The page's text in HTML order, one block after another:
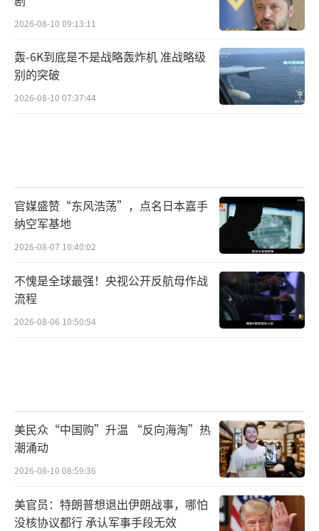
美国则可以坐收渔翁之利，大发战争财和地缘
政治财。
推行这样一套不惜牺牲盟友利益的战略，
总统身边绝不能有任何“杂音”，尤其是来自
们不会有任何迟疑或阻拦，只会像机器一样执
行命令。
这场“烽火戏诸侯”最终戏耍的可能不只
是那九百名将领，更是整个美国的盟友体系和
国际信誉。当一支军队的忠诚不再归于国家与
宪法，而是系于一人之手；当它的行动不再服
其背后的战略图谋，一步步走向被掏空和摧毁
的道路。 （责任编辑：张蕾 TT0001）
2026-08-10 09:13:11
轰-6K到底是不是战略轰炸机 准战略级
别的突破
2026-08-10 07:37:44
官媒盛赞“东风浩荡”，点名日本嘉手
纳空军基地
2026-08-07 10:40:02
不愧是全球最强！央视公开反航母作战
流程
2026-08-06 10:50:54
美民众“中国购”升温 “反向海淘”热
潮涌动
2026-08-10 08:59:36
美官员：特朗普想退出伊朗战事，哪怕
没核协议都行 承认军事手段无效